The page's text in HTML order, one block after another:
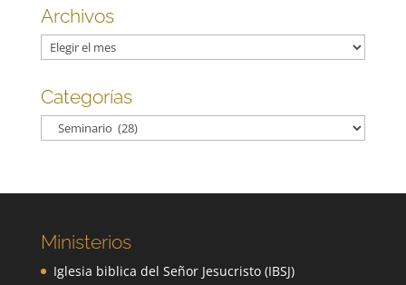
Archivos
Archivos
Categorías
Categorías
Ministerios
Iglesia biblica del Señor Jesucristo (IBSJ)